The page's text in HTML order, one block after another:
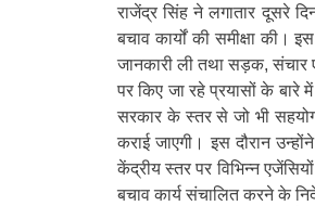
राजेंद्र सिंह ने लगातार दूसरे
बचाव कार्यों की समीक्षा की।
जानकारी ली तथा सड़क, संचार
पर किए जा रहे प्रयासों के बारे
सरकार के स्तर से जो भी सहयोग
कराई जाएगी। इस दौरान
केंद्रीय स्तर पर विभिन्न
बचाव कार्य संचालित करने के